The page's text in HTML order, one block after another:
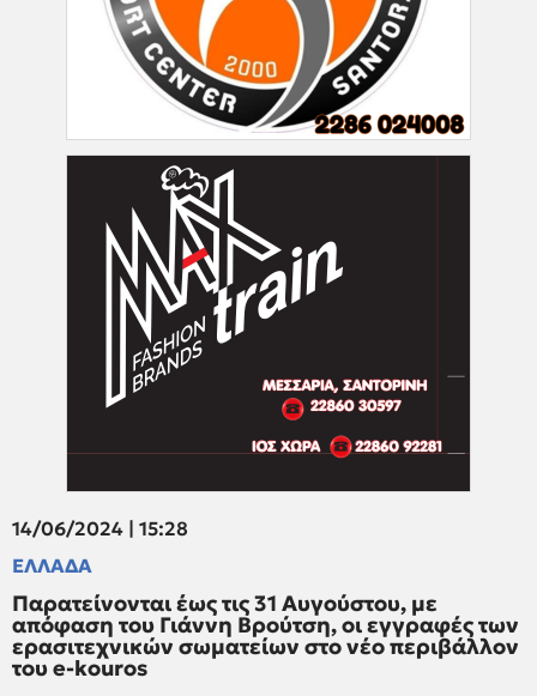
14/06/2024 | 15:28
ΕΛΛΑΔΑ
Παρατείνονται έως τις 31 Αυγούστου, με
απόφαση του Γιάννη Βρούτση, οι εγγραφές των
ερασιτεχνικών σωματείων στο νέο περιβάλλον
του e-kouros